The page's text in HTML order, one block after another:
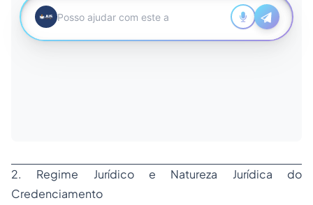
2. Regime Jurídico e Natureza Jurídica do
Credenciamento